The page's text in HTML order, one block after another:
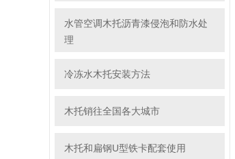
水管空调木托沥青漆侵泡和防水处
理
冷冻水木托安装方法
木托销往全国各大城市
木托和扁钢U型铁卡配套使用